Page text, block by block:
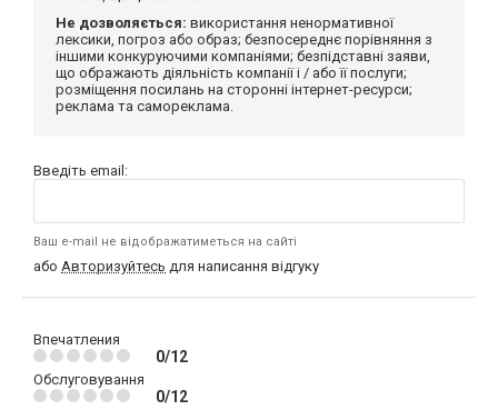
Не дозволяється: використання ненормативної
лексики, погроз або образ; безпосереднє порівняння з
іншими конкуруючими компаніями; безпідставні заяви,
що ображають діяльність компанії і / або її послуги;
розміщення посилань на сторонні інтернет-ресурси;
реклама та самореклама.
Введіть email:
Ваш e-mail не відображатиметься на сайті
або Авторизуйтесь для написання відгуку
Впечатления
0/12
Обслуговування
0/12